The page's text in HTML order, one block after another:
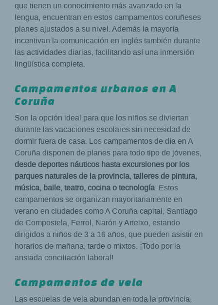
que tienen un conocimiento más avanzado en la
lengua, encuentran en estos campamentos coruñeses
planes ajustados a su nivel. Además la mayoría
incentivan la comunicación en inglés también durante
las actividades diarias, facilitando así una inmersión
lingüística completa.
Campamentos urbanos en A
Coruña
Son la opción ideal para que los niños se diviertan
durante las vacaciones escolares sin necesidad de
dormir fuera de casa. Los campamentos de día en A
Coruña disponen de planes para todo tipo de jóvenes,
desde deportes náuticos hasta excursiones por los
parques naturales de la provincia, talleres de pintura,
música, baile, teatro, cocina o tecnología. Estos
campamentos se organizan mayoritariamente en
verano en ciudades como A Coruña capital, Santiago
de Compostela, Ferrol, Narón y Arteixo, estando
dirigidos a niños de 3 a 16 años, que pueden asistir en
horarios de mañana, tarde o mixtos. ¡Todo por la
ansiada conciliación laboral!
Campamentos de vela
Las escuelas de vela abundan en toda la provincia,